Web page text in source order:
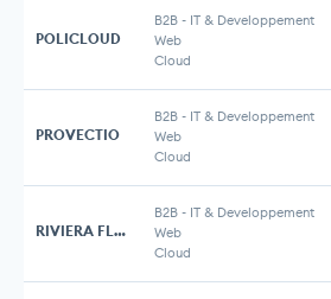
POLICLOUD
B2B - IT & Developpement
Web
Cloud
PROVECTIO
B2B - IT & Developpement
Web
Cloud
RIVIERA FLUIDICS
B2B - IT & Developpement
Web
Cloud